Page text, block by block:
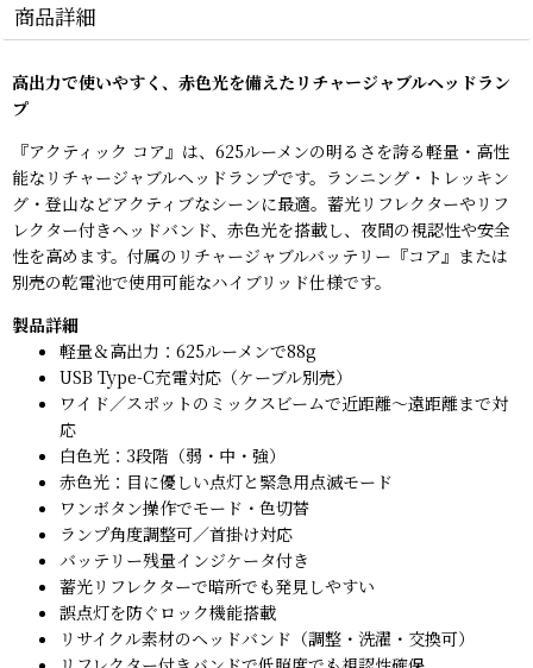
商品詳細
高出力で使いやすく、赤色光を備えたリチャージャブルヘッドラン
プ
『アクティック コア』は、625ルーメンの明るさを誇る軽量・高性
能なリチャージャブルヘッドランプです。ランニング・トレッキン
グ・登山などアクティブなシーンに最適。蓄光リフレクターやリフ
レクター付きヘッドバンド、赤色光を搭載し、夜間の視認性や安全
性を高めます。付属のリチャージャブルバッテリー『コア』または
別売の乾電池で使用可能なハイブリッド仕様です。
製品詳細
軽量＆高出力：625ルーメンで88g
USB Type-C充電対応（ケーブル別売）
ワイド／スポットのミックスビームで近距離〜遠距離まで対
応
白色光：3段階（弱・中・強）
赤色光：目に優しい点灯と緊急用点滅モード
ワンボタン操作でモード・色切替
ランプ角度調整可／首掛け対応
バッテリー残量インジケータ付き
蓄光リフレクターで暗所でも発見しやすい
誤点灯を防ぐロック機能搭載
リサイクル素材のヘッドバンド（調整・洗濯・交換可）